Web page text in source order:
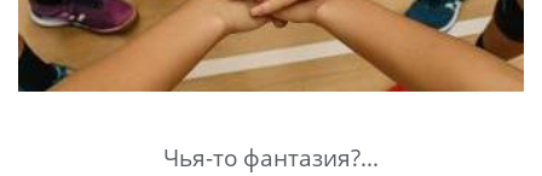
Чья-то фантазия?...